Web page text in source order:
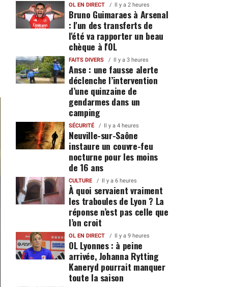
OL EN DIRECT Il y a 2 heures
Bruno Guimaraes à Arsenal
: l'un des transferts de
l'été va rapporter un beau
chèque à l'OL
FAITS DIVERS Il y a 3 heures
Anse : une fausse alerte
déclenche l’intervention
d’une quinzaine de
gendarmes dans un
camping
SÉCURITÉ Il y a 4 heures
Neuville-sur-Saône
instaure un couvre-feu
nocturne pour les moins
de 16 ans
CULTURE Il y a 6 heures
À quoi servaient vraiment
les traboules de Lyon ? La
réponse n’est pas celle que
l’on croit
OL EN DIRECT Il y a 9 heures
OL Lyonnes : à peine
arrivée, Johanna Rytting
Kaneryd pourrait manquer
toute la saison